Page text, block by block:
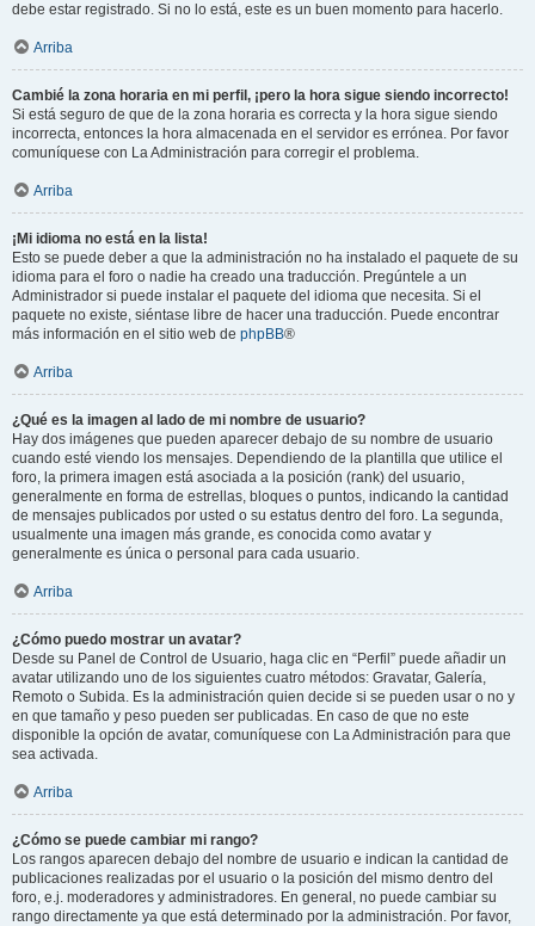
debe estar registrado. Si no lo está, este es un buen momento para hacerlo.
Arriba
Cambié la zona horaria en mi perfil, ¡pero la hora sigue siendo incorrecto!
Si está seguro de que de la zona horaria es correcta y la hora sigue siendo
incorrecta, entonces la hora almacenada en el servidor es errónea. Por favor
comuníquese con La Administración para corregir el problema.
Arriba
¡Mi idioma no está en la lista!
Esto se puede deber a que la administración no ha instalado el paquete de su
idioma para el foro o nadie ha creado una traducción. Pregúntele a un
Administrador si puede instalar el paquete del idioma que necesita. Si el
paquete no existe, siéntase libre de hacer una traducción. Puede encontrar
más información en el sitio web de phpBB®
Arriba
¿Qué es la imagen al lado de mi nombre de usuario?
Hay dos imágenes que pueden aparecer debajo de su nombre de usuario
cuando esté viendo los mensajes. Dependiendo de la plantilla que utilice el
foro, la primera imagen está asociada a la posición (rank) del usuario,
generalmente en forma de estrellas, bloques o puntos, indicando la cantidad
de mensajes publicados por usted o su estatus dentro del foro. La segunda,
usualmente una imagen más grande, es conocida como avatar y
generalmente es única o personal para cada usuario.
Arriba
¿Cómo puedo mostrar un avatar?
Desde su Panel de Control de Usuario, haga clic en “Perfil” puede añadir un
avatar utilizando uno de los siguientes cuatro métodos: Gravatar, Galería,
Remoto o Subida. Es la administración quien decide si se pueden usar o no y
en que tamaño y peso pueden ser publicadas. En caso de que no este
disponible la opción de avatar, comuníquese con La Administración para que
sea activada.
Arriba
¿Cómo se puede cambiar mi rango?
Los rangos aparecen debajo del nombre de usuario e indican la cantidad de
publicaciones realizadas por el usuario o la posición del mismo dentro del
foro, e.j. moderadores y administradores. En general, no puede cambiar su
rango directamente ya que está determinado por la administración. Por favor,